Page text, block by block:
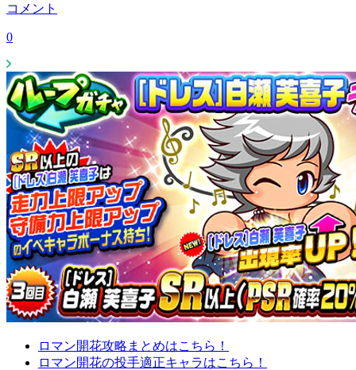
コメント
0
ロマン開花攻略まとめはこちら！
ロマン開花の投手適正キャラはこちら！